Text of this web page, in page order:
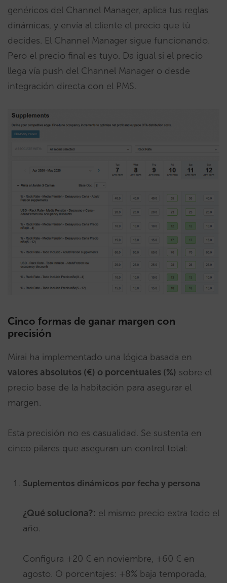
genéricos del Channel Manager, aplica tus reglas
dinámicas, y envía al cliente el precio que tú
decides. El Channel Manager sigue funcionando.
Pero el precio final es tuyo. Da igual si el precio
llega vía push del Channel Manager o desde
integración directa con el PMS.
Cinco formas de ganar margen con
precisión
Mirai ha implementado una lógica basada en
valores absolutos (€) o porcentuales (%) sobre el
precio base de la habitación para asegurar el
margen.
Esta precisión no es casualidad. Se sustenta en
cinco pilares que aseguran un control total:
Suplementos dinámicos por fecha y persona
¿Qué soluciona?: el mismo precio extra todo el
año.
Configura +20 € en noviembre, +60 € en
agosto. O porcentajes: +8% baja temporada,